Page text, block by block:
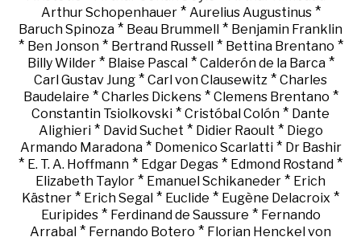
Arthur Schopenhauer* Aurelius Augustinus*
Baruch Spinoza * Beau Brummell * Benjamin Franklin
* Ben Jonson* Bertrand Russell * Bettina Brentano *
Billy Wilder* Blaise Pascal* Calderón de la Barca*
Carl Gustav Jung * Carl von Clausewitz * Charles
Baudelaire * Charles Dickens* Clemens Brentano *
Constantin Tsiolkovski * Cristóbal Colón * Dante
Alighieri* David Suchet * Didier Raoult * Diego
Armando Maradona* Domenico Scarlatti* Dr Bashir
* E. T. A. Hoffmann * Edgar Degas * Edmond Rostand *
Elizabeth Taylor * Emanuel Schikaneder * Erich
Kästner * Erich Segal * Euclide * Eugène Delacroix *
Euripides* Ferdinand de Saussure * Fernando
Arrabal * Fernando Botero * Florian Henckel von